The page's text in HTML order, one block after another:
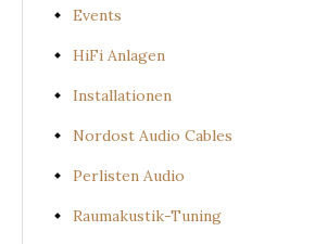
Events
HiFi Anlagen
Installationen
Nordost Audio Cables
Perlisten Audio
Raumakustik-Tuning